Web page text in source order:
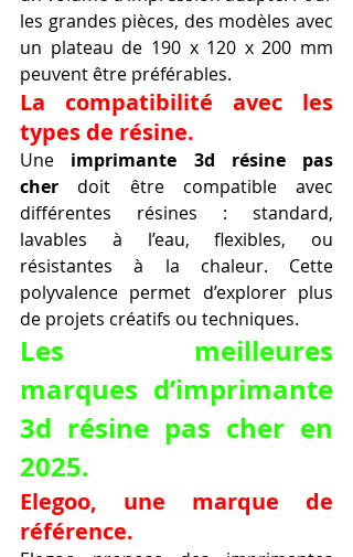
les grandes pièces, des modèles avec
un plateau de 190 x 120 x 200 mm
peuvent être préférables.
La compatibilité avec les
types de résine.
Une imprimante 3d résine pas
cher doit être compatible avec
différentes résines : standard,
lavables à l’eau, flexibles, ou
résistantes à la chaleur. Cette
polyvalence permet d’explorer plus
de projets créatifs ou techniques.
Les meilleures
marques d’imprimante
3d résine pas cher en
2025.
Elegoo, une marque de
référence.